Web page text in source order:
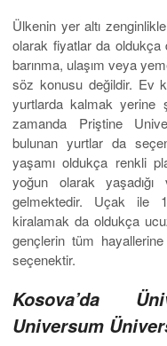
Ülkenin yer altı
olarak fiyatlar da
barınma, ulaşım veya
söz konusu değildir. Ev
yurtlarda kalmak yerine
zamanda Priştine
bulunan yurtlar da
yaşamı oldukça renkli
yoğun olarak yaşadığı
gelmektedir. Uçak ile
kiralamak da oldukça
gençlerin tüm
seçenektir.
Kosova’da
Universum